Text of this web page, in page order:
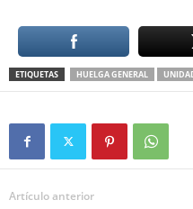
ETIQUETAS HUELGA GENERAL
Artículo anterior